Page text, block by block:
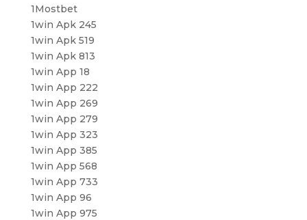
1Mostbet
1win Apk 245
1win Apk 519
1win Apk 813
1win App 18
1win App 222
1win App 269
1win App 279
1win App 323
1win App 385
1win App 568
1win App 733
1win App 96
1win App 975